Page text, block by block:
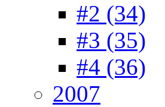
#2 (34)
#3 (35)
#4 (36)
2007